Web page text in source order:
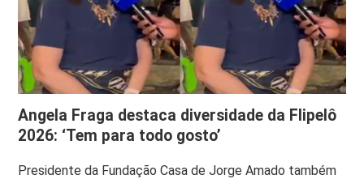
Angela Fraga destaca diversidade da Flipelô
2026: ‘Tem para todo gosto’
Presidente da Fundação Casa de Jorge Amado também